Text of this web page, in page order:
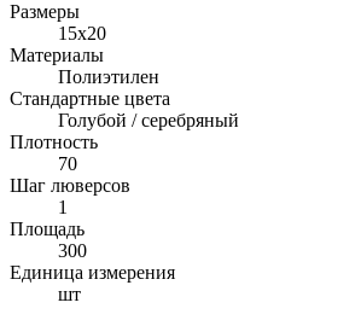
Размеры
15х20
Материалы
Полиэтилен
Стандартные цвета
Голубой / серебряный
Плотность
70
Шаг люверсов
1
Площадь
300
Единица измерения
шт